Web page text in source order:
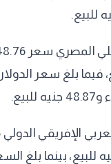
للبيع، فيما بلغ سعر
و48.86 جنيه للبيع، بينما